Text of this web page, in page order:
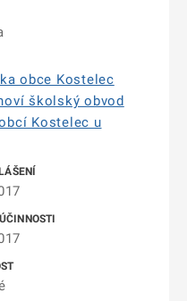
obce Kostelec
školský obvod
Kostelec u